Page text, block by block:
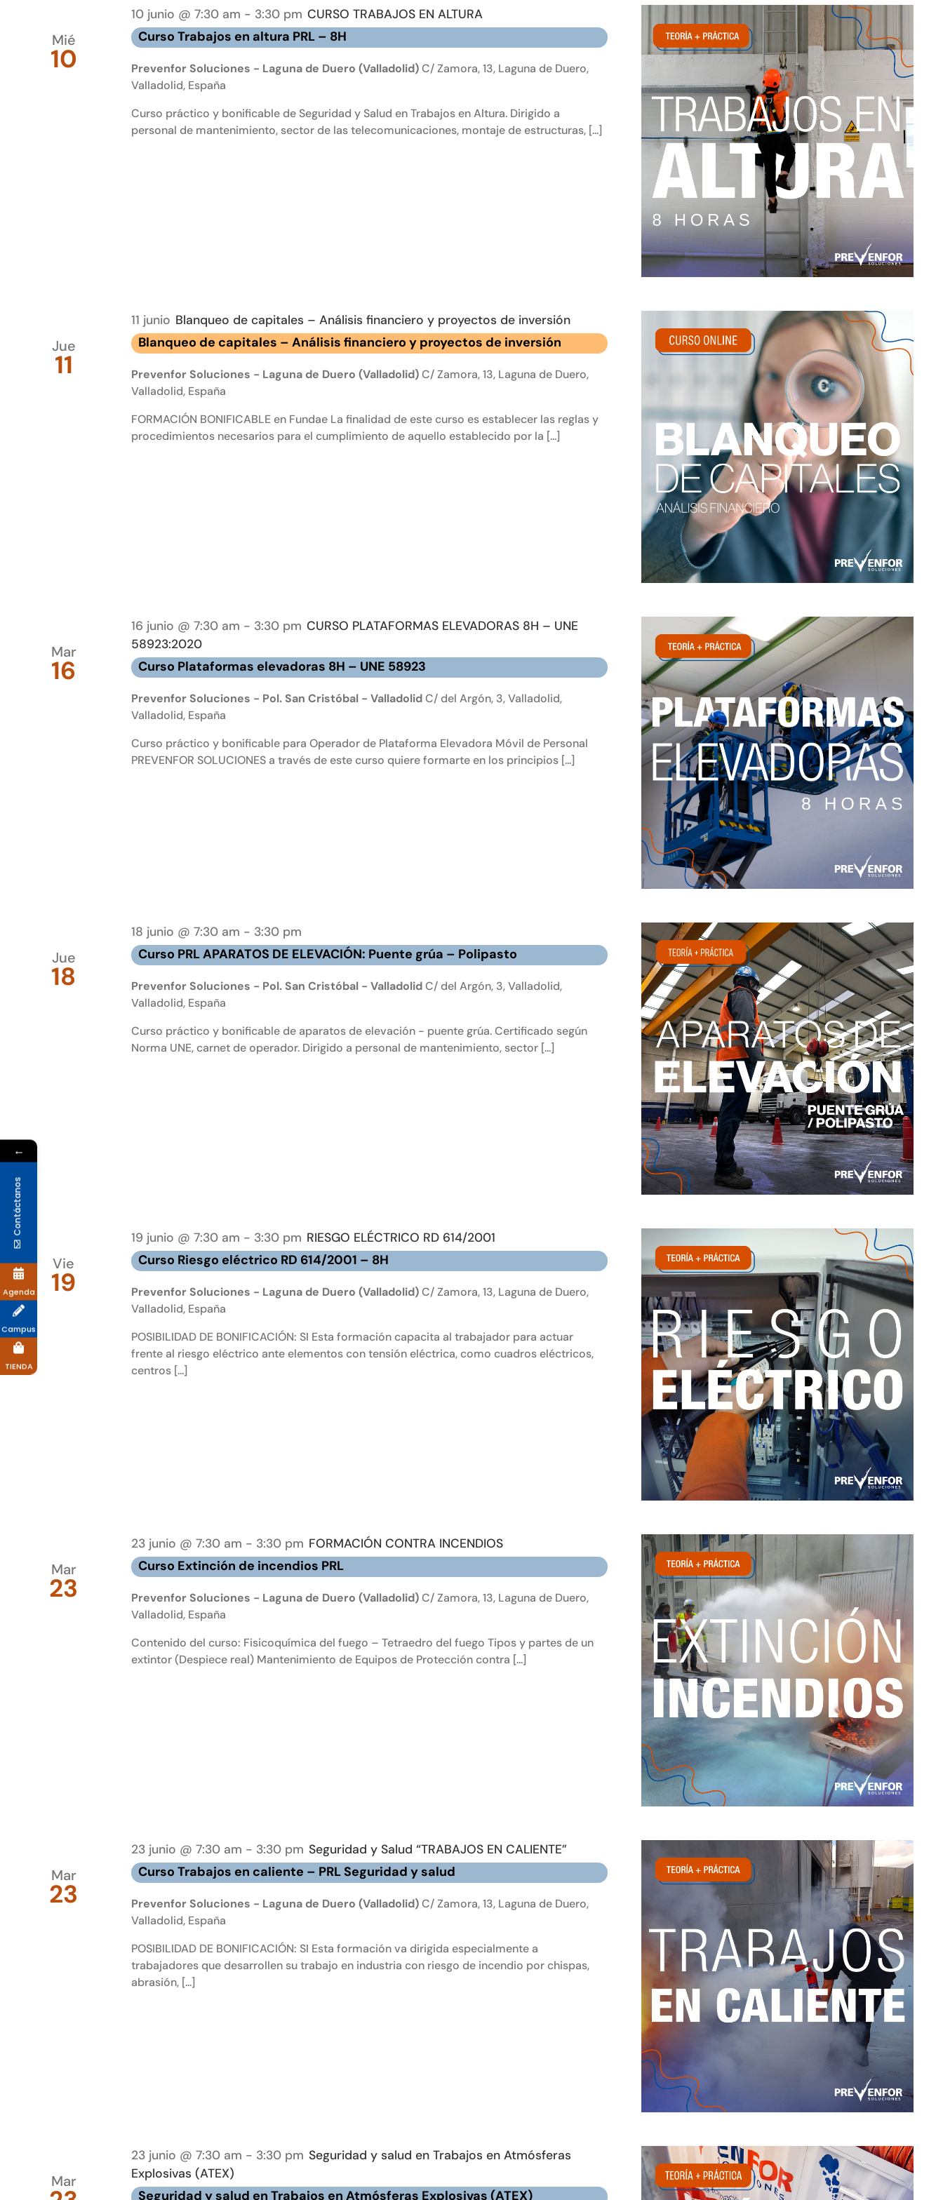
Eventos
Mié
10
10 junio @ 7:30 am - 3:30 pm CURSO TRABAJOS EN ALTURA
Curso Trabajos en altura PRL – 8H
Prevenfor Soluciones - Laguna de Duero (Valladolid)C/ Zamora, 13, Laguna de Duero,
Valladolid, España
Curso práctico y bonificable de Seguridad y Salud en Trabajos en Altura. Dirigido a
personal de mantenimiento, sector de las telecomunicaciones, montaje de estructuras, [...]
Jue
11
11 junio Blanqueo de capitales – Análisis financiero y proyectos de inversión
Blanqueo de capitales – Análisis financiero y proyectos de inversión
Prevenfor Soluciones - Laguna de Duero (Valladolid)C/ Zamora, 13, Laguna de Duero,
Valladolid, España
FORMACIÓN BONIFICABLE en Fundae La finalidad de este curso es establecer las reglas y
procedimientos necesarios para el cumplimiento de aquello establecido por la [...]
Mar
16
16 junio @ 7:30 am - 3:30 pm CURSO PLATAFORMAS ELEVADORAS 8H – UNE
58923:2020
Curso Plataformas elevadoras 8H – UNE 58923
Prevenfor Soluciones - Pol. San Cristóbal - ValladolidC/ del Argón, 3, Valladolid,
Valladolid, España
Curso práctico y bonificable para Operador de Plataforma Elevadora Móvil de Personal
PREVENFOR SOLUCIONES a través de este curso quiere formarte en los principios [...]
Jue
18
18 junio @ 7:30 am - 3:30 pm
PRL
APARATOS
ELEVADORES:
–
Polipasto
Curso PRL APARATOS DE ELEVACIÓN: Puente grúa – Polipasto
Prevenfor Soluciones - Pol. San Cristóbal - ValladolidC/ del Argón, 3, Valladolid,
Valladolid, España
Curso práctico y bonificable de aparatos de elevación - puente grúa. Certificado según
Norma UNE, carnet de operador. Dirigido a personal de mantenimiento, sector [...]
Vie
19
19 junio @ 7:30 am - 3:30 pm RIESGO ELÉCTRICO RD 614/2001
Curso Riesgo eléctrico RD 614/2001 – 8H
Prevenfor Soluciones - Laguna de Duero (Valladolid)C/ Zamora, 13, Laguna de Duero,
Valladolid, España
POSIBILIDAD DE BONIFICACIÓN: SI Esta formación capacita al trabajador para actuar
frente al riesgo eléctrico ante elementos con tensión eléctrica, como cuadros eléctricos,
centros [...]
Mar
23
23 junio @ 7:30 am - 3:30 pm FORMACIÓN CONTRA INCENDIOS
Curso Extinción de incendios PRL
Prevenfor Soluciones - Laguna de Duero (Valladolid)C/ Zamora, 13, Laguna de Duero,
Valladolid, España
Contenido del curso: Fisicoquímica del fuego – Tetraedro del fuego Tipos y partes de un
extintor (Despiece real) Mantenimiento de Equipos de Protección contra [...]
Mar
23
23 junio @ 7:30 am - 3:30 pm Seguridad y Salud “TRABAJOS EN CALIENTE”
Curso Trabajos en caliente – PRL Seguridad y salud
Prevenfor Soluciones - Laguna de Duero (Valladolid)C/ Zamora, 13, Laguna de Duero,
Valladolid, España
POSIBILIDAD DE BONIFICACIÓN: SI Esta formación va dirigida especialmente a
trabajadores que desarrollen su trabajo en industria con riesgo de incendio por chispas,
abrasión, [...]
Mar
23 junio @ 7:30 am - 3:30 pm Seguridad y salud en Trabajos en Atmósferas
Explosivas (ATEX)
Seguridad y salud en Trabajos en Atmósferas Explosivas (ATEX)
←
Contáctanos
Agenda
Campus
TIENDA